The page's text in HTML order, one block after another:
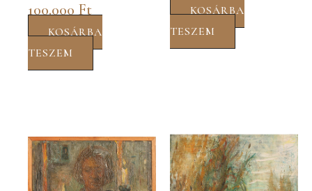
100.000Ft
KOSÁRBA
TESZEM
KOSÁRBA
TESZEM